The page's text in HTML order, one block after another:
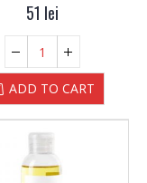
out of 5
51 lei
ADD TO CART